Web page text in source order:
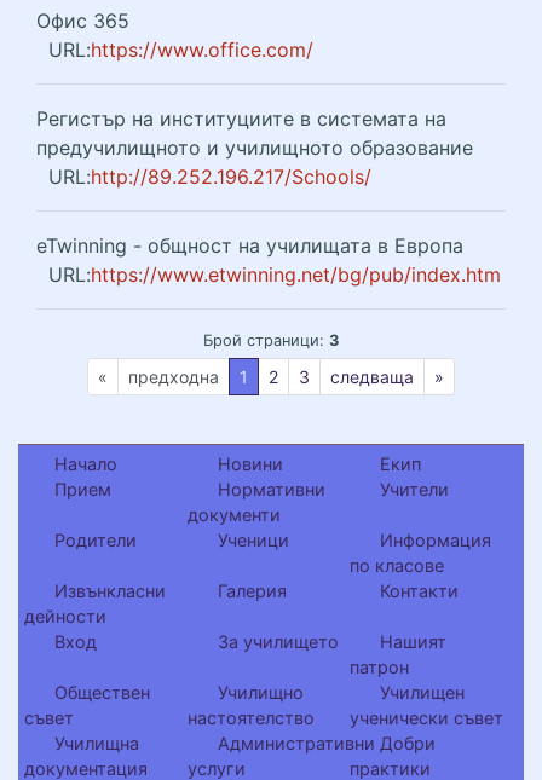
Офис 365
URL:https://www.office.com/
Регистър на институциите в системата на
предучилищното и училищното образование
URL:http://89.252.196.217/Schools/
eTwinning - общност на училищата в Европа
URL:https://www.etwinning.net/bg/pub/index.htm
Брой страници: 3
« предходна 1 текуща
2 3 следваща »
Начало Новини
Екип
Прием
Нормативни
документи
Учители
Родители Ученици
Информация
по класове
Извънкласни
дейности
Галерия Контакти
Вход За училището
Нашият
патрон
Обществен
съвет
Училищно
настоятелство
Училищен
ученически съвет
Училищна
документация
Административни
услуги
Добри
практики